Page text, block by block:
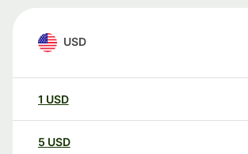
USD
1 USD
5 USD